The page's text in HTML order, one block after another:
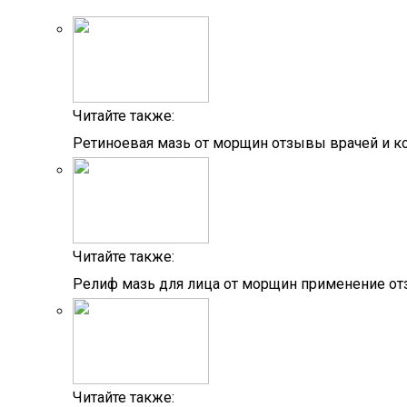
Читайте также:
Ретиноевая мазь от морщин отзывы врачей и
Читайте также:
Релиф мазь для лица от морщин применение
Читайте также: